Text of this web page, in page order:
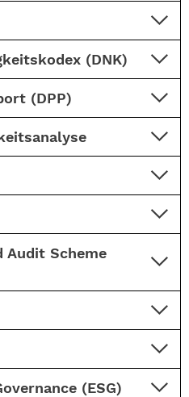
(DNK)
(DPP)
Audit Scheme
(ESG)